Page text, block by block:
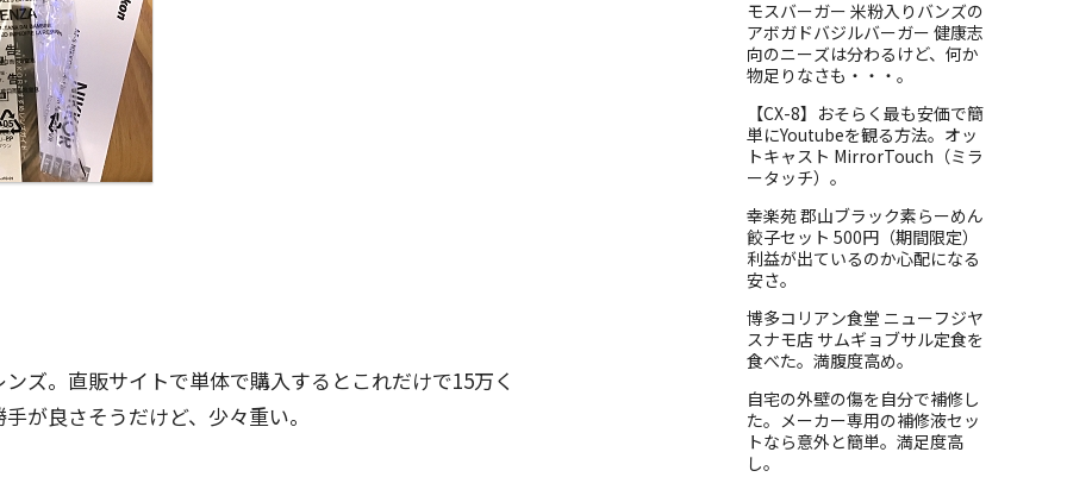
ズ。直販サイトで単体で購入するとこれだけで15万く
が良さそうだけど、少々重い。
モスバーガー 米粉入りバンズの
アボガドバジルバーガー 健康志
向のニーズは分わるけど、何か
物足りなさも・・・。
【CX-8】おそらく最も安価で簡
単にYoutubeを観る方法。オッ
トキャスト MirrorTouch（ミラ
ータッチ）。
幸楽苑 郡山ブラック素らーめん
餃子セット 500円（期間限定）
利益が出ているのか心配になる
安さ。
博多コリアン食堂 ニューフジヤ
スナモ店 サムギョブサル定食を
食べた。満腹度高め。
自宅の外壁の傷を自分で補修し
た。メーカー専用の補修液セッ
トなら意外と簡単。満足度高
し。